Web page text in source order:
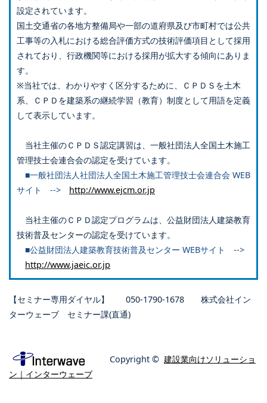
設定されています。
国土交通省の各地方整備局や一部の道府県及び市町村では公共
工事等の入札における総合評価方式の技術評価項目として採用
されており、行政機関等における採用が拡大する傾向にありま
す。
※当社では、わかりやすく区分するために、ＣＰＤＳを土木
系、ＣＰＤを建築系の継続学習（教育）制度として用語を定義
して表示しています。
当社主催のＣＰＤＳ認定講習は、一般社団法人全国土木施工
管理技士会連合会の認定を受けています。
■一般社団法人社団法人全国土木施工管理技士会連合会 WEB
サイト --> http://www.ejcm.or.jp
当社主催のＣＰＤ認定プログラムは、公益財団法人建築教育
技術普及センターの認定を受けています。
■公益財団法人建築教育技術普及センター WEBサイト -->
http://www.jaeic.or.jp
【セミナー専用ダイヤル】 050-1790-1678 株式会社イン
ターウェーブ セミナー課(直通)
Copyright © 建設業向けソリューショ
ン｜インターウェーブ